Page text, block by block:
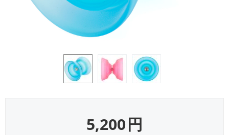
5,200円